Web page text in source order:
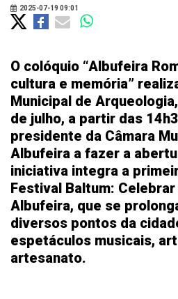
2025-07-19 09:01
O colóquio “Albufeira
cultura e memória”
Municipal de
de julho, a partir das
presidente da Câmara
Albufeira a fazer a
iniciativa integra a
Festival Baltum:
Albufeira, que se
diversos pontos da
espetáculos musicais,
artesanato.